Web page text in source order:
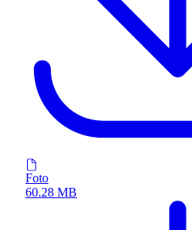
Foto
60.28 MB